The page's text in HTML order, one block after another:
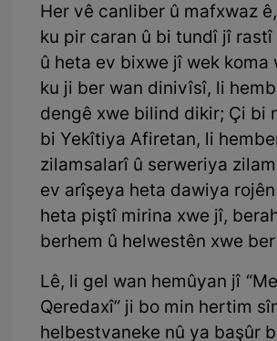
Her vê canliber û mafxwaz
ku pir caran û bi tundî jî rastî
û heta ev bixwe jî wek koma
ku ji ber wan dinivîsî, li
dengê xwe bilind dikir; Çi bi
bi Yekîtiya Afiretan, li
zilamsalarî û serweriya
ev arîşeya heta dawiya
heta piştî mirina xwe jî,
berhem û helwestên xwe
Lê, li gel wan hemûyan jî
Qeredaxî” ji bo min hertim
helbestvaneke nû ya başûr